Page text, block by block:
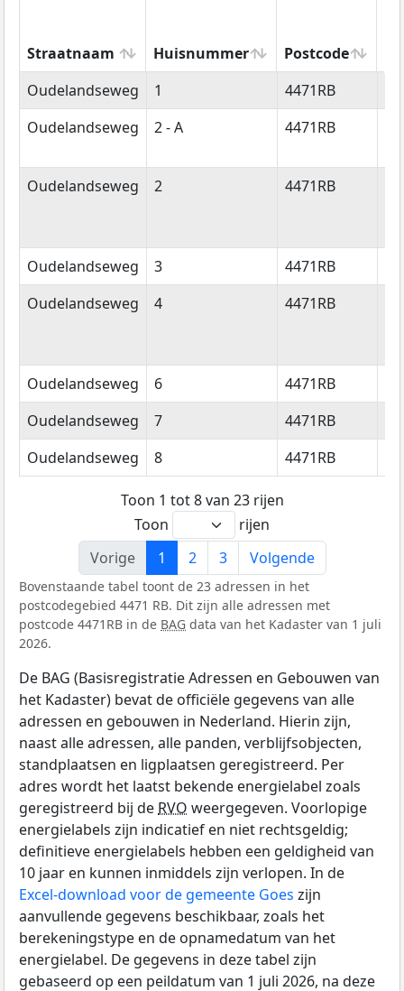
Straatnaam Huisnummer Postcode
Straatnaam
Huisnummer Postcode
Oudelandseweg 1 4471RB
Oudelandseweg
2 - A 4471RB
Oudelandseweg 2 4471RB
Oudelandseweg 3 4471RB
Oudelandseweg
4 4471RB
Oudelandseweg 6 4471RB
Oudelandseweg
7 4471RB
Oudelandseweg
8 4471RB
Toon 1 tot 8 van 23 rijen
Toon
rijen
Vorige
1 2 3 Volgende
Bovenstaande tabel toont de 23 adressen in het
postcodegebied 4471 RB. Dit zijn alle adressen met
postcode 4471RB in de BAG data van het Kadaster van 1 juli
2026.
De BAG (Basisregistratie Adressen en Gebouwen van
het Kadaster) bevat de officiële gegevens van alle
adressen en gebouwen in Nederland. Hierin zijn,
naast alle adressen, alle panden, verblijfsobjecten,
standplaatsen en ligplaatsen geregistreerd. Per
adres wordt het laatst bekende energielabel zoals
geregistreerd bij de RVO weergegeven. Voorlopige
energielabels zijn indicatief en niet rechtsgeldig;
definitieve energielabels hebben een geldigheid van
10 jaar en kunnen inmiddels zijn verlopen. In de
Excel-download voor de gemeente Goes zijn
aanvullende gegevens beschikbaar, zoals het
berekeningstype en de opnamedatum van het
energielabel. De gegevens in deze tabel zijn
gebaseerd op een peildatum van 1 juli 2026, na deze